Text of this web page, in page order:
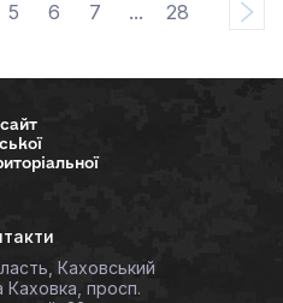
5 6 7 ... 28
Каховський
просп.